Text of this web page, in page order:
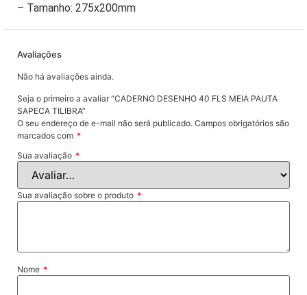
– Tamanho: 275x200mm
Avaliações
Não há avaliações ainda.
Seja o primeiro a avaliar “CADERNO DESENHO 40 FLS MEIA PAUTA
SAPECA TILIBRA”
O seu endereço de e-mail não será publicado. Campos obrigatórios são
marcados com *
Sua avaliação *
Sua avaliação sobre o produto *
Nome *